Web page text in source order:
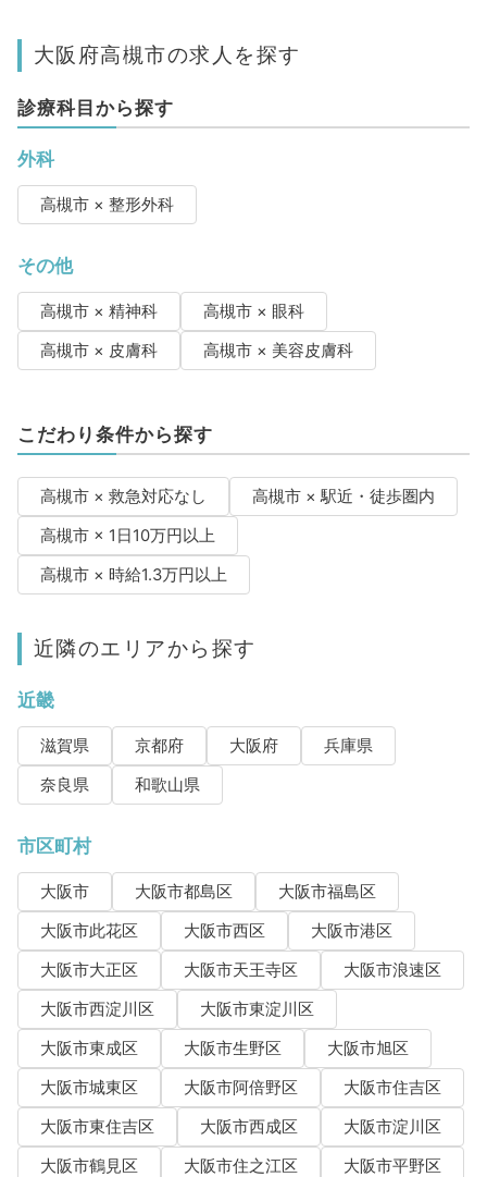
大阪府高槻市の求人を探す
診療科目から探す
外科
高槻市 × 整形外科
その他
高槻市 × 精神科
高槻市 × 眼科
高槻市 × 皮膚科
高槻市 × 美容皮膚科
こだわり条件から探す
高槻市 × 救急対応なし
高槻市 × 駅近・徒歩圏内
高槻市 × 1日10万円以上
高槻市 × 時給1.3万円以上
近隣のエリアから探す
近畿
滋賀県 京都府 大阪府
兵庫県
奈良県
和歌山県
市区町村
大阪市 大阪市都島区
大阪市福島区
大阪市此花区
大阪市西区
大阪市港区
大阪市大正区
大阪市天王寺区
大阪市浪速区
大阪市西淀川区
大阪市東淀川区
大阪市東成区
大阪市生野区
大阪市旭区
大阪市城東区
大阪市阿倍野区
大阪市住吉区
大阪市東住吉区
大阪市西成区
大阪市淀川区
大阪市鶴見区
大阪市住之江区
大阪市平野区